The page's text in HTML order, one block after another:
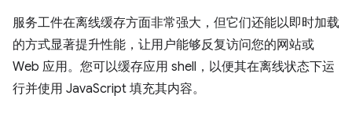
服务工件在离线缓存方面非常强大，但它们还能以即时加载
的方式显著提升性能，让用户能够反复访问您的网站或
Web 应用。您可以缓存应用 shell，以便其在离线状态下运
行并使用 JavaScript 填充其内容。